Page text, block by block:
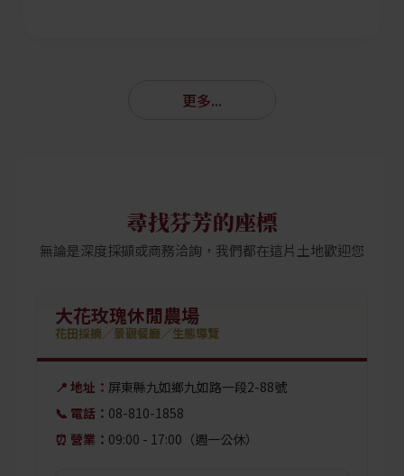
更多...
尋找芬芳的座標
無論是深度採擷或商務洽詢，我們都在這片土地歡迎您
大花玫瑰休閒農場
花田採摘／景觀餐廳／生態導覽
📍 地址： 屏東縣九如鄉九如路一段2-88號
📞 電話： 08-810-1858
⏰ 營業： 09:00 - 17:00（週一公休）